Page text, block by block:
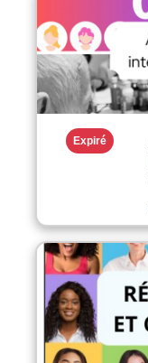
Expiré